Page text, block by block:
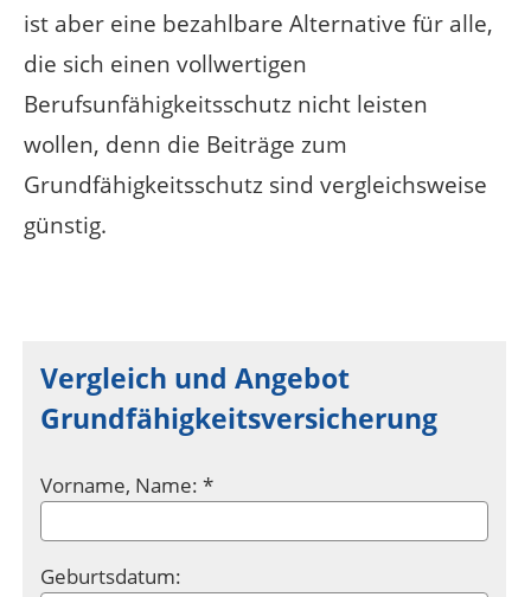
ist aber eine bezahlbare Alternative für alle,
die sich einen vollwertigen
Berufsunfähigkeitsschutz nicht leisten
wollen, denn die Beiträge zum
Grundfähigkeitsschutz sind vergleichsweise
günstig.
Vergleich und Angebot
Grundfähigkeitsversicherung
Vorname, Name: *
Geburtsdatum: